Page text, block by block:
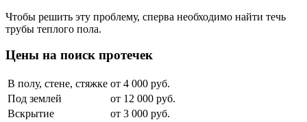
Чтобы решить эту проблему, сперва необходимо найти течь
трубы теплого пола.
Цены на поиск протечек
В полу, стене, стяжке от 4 000 руб.
Под землей
от 12 000 руб.
Вскрытие
от 3 000 руб.